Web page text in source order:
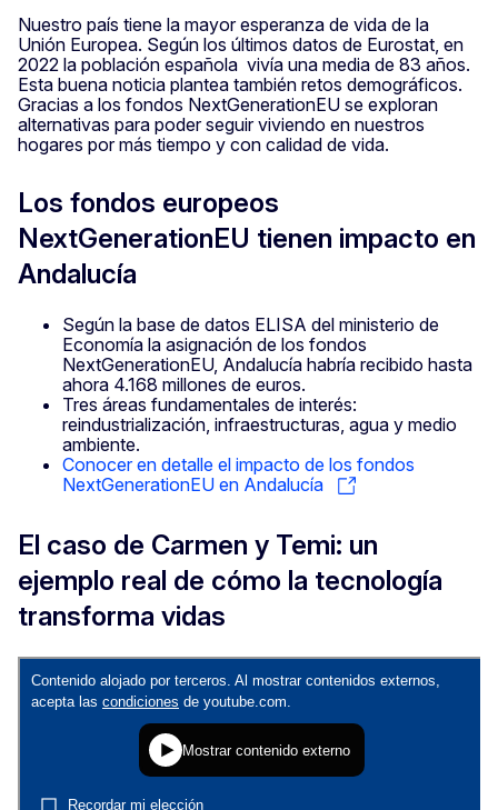
Nuestro país tiene la mayor esperanza de vida de la
Unión Europea. Según los últimos datos de Eurostat, en
2022 la población española vivía una media de 83 años.
Esta buena noticia plantea también retos demográficos.
Gracias a los fondos NextGenerationEU se exploran
alternativas para poder seguir viviendo en nuestros
hogares por más tiempo y con calidad de vida.
Los fondos europeos
NextGenerationEU tienen impacto en
Andalucía
Según la base de datos ELISA del ministerio de
Economía la asignación de los fondos
NextGenerationEU, Andalucía habría recibido hasta
ahora 4.168 millones de euros.
Tres áreas fundamentales de interés:
reindustrialización, infraestructuras, agua y medio
ambiente.
Conocer en detalle el impacto de los fondos
NextGenerationEU en Andalucía
El caso de Carmen y Temi: un
ejemplo real de cómo la tecnología
transforma vidas